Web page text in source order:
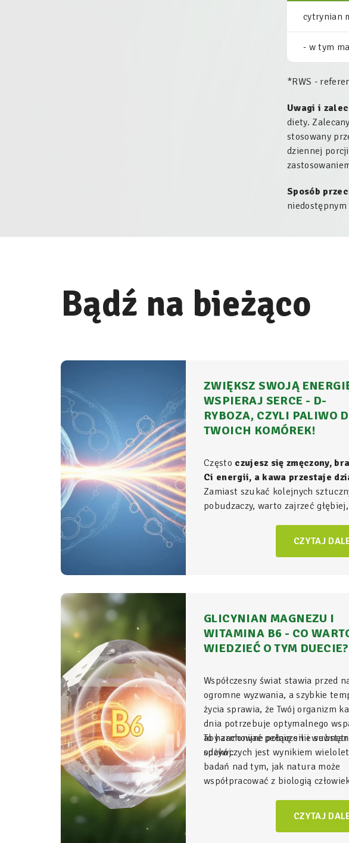
cytrynian
- w tym
*RWS -
Uwagi i
diety.
stosowany
dziennej
Sposób
niedostępnym
Bądź na bieżąco
ZWIĘKSZ SWOJĄ
WSPIERAJ SERCE - D-
RYBOZA, CZYLI PALIWO
TWOICH KOMÓREK!
Często czujesz się zmęczony,
Ci energii, a kawa przestaje
Zamiast szukać kolejnych
pobudzaczy, warto zajrzeć
organizmie - tam, gdzie na
CZYTAJ
GLICYNIAN MAGNEZU I
WITAMINA B6 - CO
WIEDZIEĆ O TYM DUECIE?
Współczesny świat stawia przed
ogromne wyzwania, a szybkie
życia sprawia, że Twój organizm
dnia potrzebuje optymalnego
aby zachować pełnię sił i
spokój.
To harmonijne połączenie
odżywczych jest wynikiem
badań nad tym, jak natura może
współpracować z biologią
duet, który w NatVita traktujemy
CZYTAJ